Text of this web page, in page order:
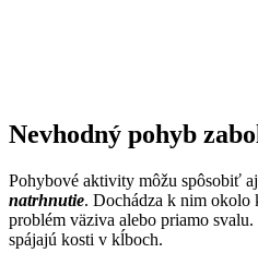
Nevhodný pohyb
Pohybové aktivity môžu spôsobiť aj
natrhnutie. Dochádza k nim
problém väziva alebo priamo
spájajú kosti v kĺboch.